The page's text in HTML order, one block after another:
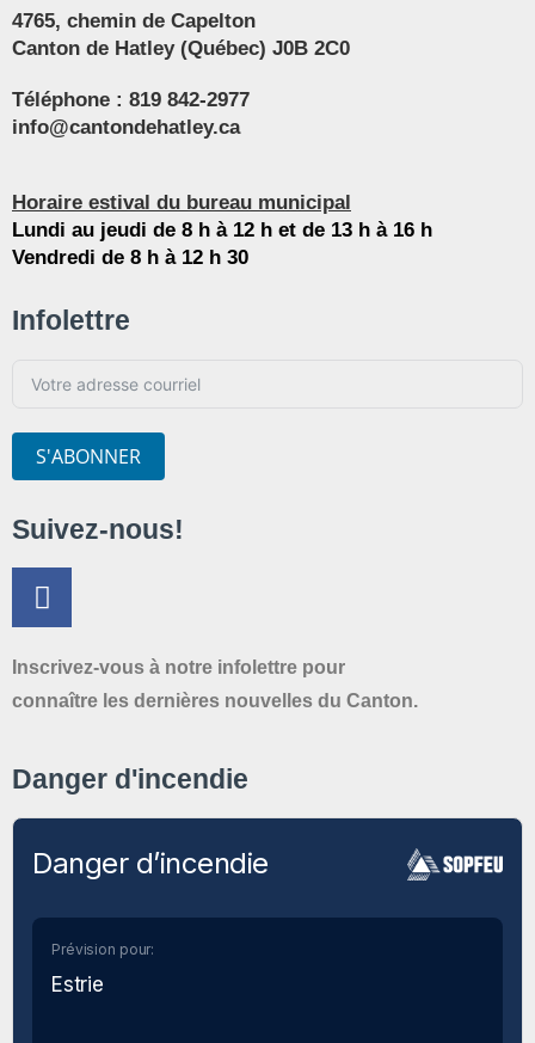
4765, chemin de Capelton
Canton de Hatley (Québec) J0B 2C0
Téléphone : 819 842-2977
info@cantondehatley.ca
Horaire estival du bureau municipal
Lundi au jeudi de 8 h à 12 h et de 13 h à 16 h
Vendredi de 8 h à 12 h 30
Infolettre
S'ABONNER
Suivez-nous!
Inscrivez-vous à notre infolettre pour
connaître les dernières nouvelles du Canton.
Danger d'incendie
Danger d’incendie
Prévision pour:
Estrie